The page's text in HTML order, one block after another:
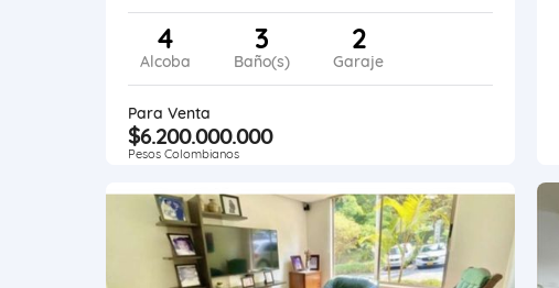
4
Alcoba
3
Baño(s)
2
Garaje
Para Venta
$6.200.000.000
Pesos Colombianos